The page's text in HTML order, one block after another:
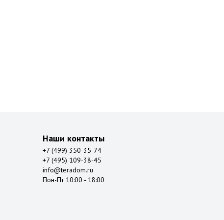
Наши контакты
+7 (499) 350-35-74
+7 (495) 109-38-45
info@teradom.ru
Пон-Пт 10:00 - 18:00